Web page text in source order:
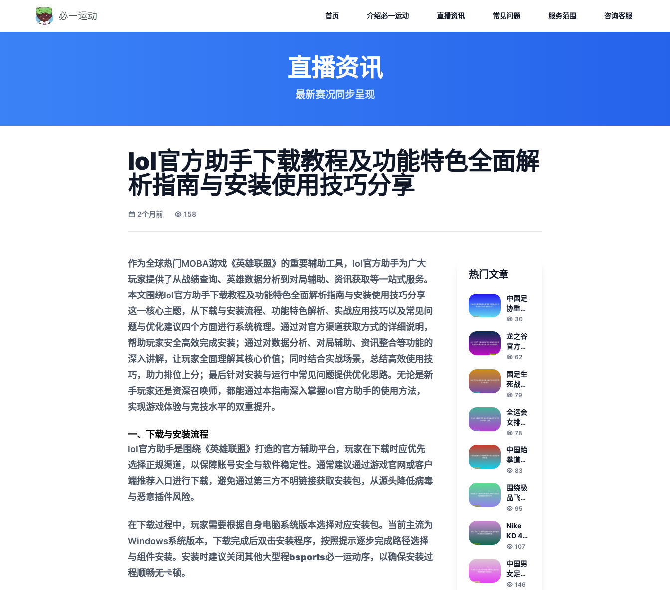
首页 介绍必一运动 直播资讯 常见问题 服务范围 咨询客服
直播资讯
最新赛况同步呈现
lol官方助手下载教程及功能特色全面解
析指南与安装使用技巧分享
2个月前 158
作为全球热门MOBA游戏《英雄联盟》的重要辅助工具，lol官方助手为广大
玩家提供了从战绩查询、英雄数据分析到对局辅助、资讯获取等一站式服务。
本文围绕lol官方助手下载教程及功能特色全面解析指南与安装使用技巧分享
这一核心主题，从下载与安装流程、功能特色解析、实战应用技巧以及常见问
题与优化建议四个方面进行系统梳理。通过对官方渠道获取方式的详细说明，
帮助玩家安全高效完成安装；通过对数据分析、对局辅助、资讯整合等功能的
深入讲解，让玩家全面理解其核心价值；同时结合实战场景，总结高效使用技
巧，助力排位上分；最后针对安装与运行中常见问题提供优化思路。无论是新
手玩家还是资深召唤师，都能通过本指南深入掌握lol官方助手的使用方法，
实现游戏体验与竞技水平的双重提升。
一、下载与安装流程
lol官方助手是围绕《英雄联盟》打造的官方辅助平台，玩家在下载时应优先
选择正规渠道，以保障账号安全与软件稳定性。通常建议通过游戏官网或客户
端推荐入口进行下载，避免通过第三方不明链接获取安装包，从源头降低病毒
与恶意插件风险。
在下载过程中，玩家需要根据自身电脑系统版本选择对应安装包。当前主流为
Windows系统版本，下载完成后双击安装程序，按照提示逐步完成路径选择
与组件安装。安装时建议关闭其他大型程bsports必一运动序，以确保安装过
程顺畅无卡顿。
热门文章
中国足
协重整
旗鼓迈
开启新
长征全
面提升
球整体
水平
30
龙之谷
官方下
载最新
教程与
高速获
取指南
骤分享
与常见
问题解
答
62
国足生
死战惜
败无缘
世界杯
彻底告
别全球
79
全运会
女排决
赛赛程
幕战定
于7月
10日精
78
中国跆
拳道队
世锦赛
银八铜
再创历
史佳绩
83
围绕极
品飞车
15变速
竞速沉
浸体验
的深度
景分析
95
Nike
KD 4
金牌配
2025
年秋季
回归 再
107
中国男
女足出
战东亚
146